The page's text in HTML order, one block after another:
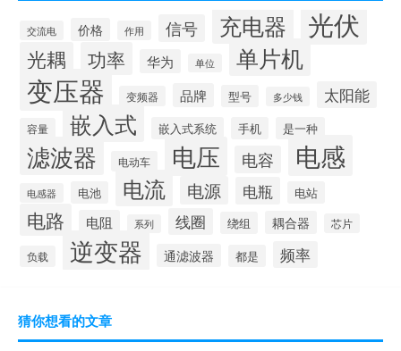
交流电 价格 作用 信号 充电器 光伏
光耦 功率 华为 单位 单片机
变压器 变频器 品牌 型号 多少钱 太阳能
容量 嵌入式 嵌入式系统 手机 是一种
滤波器 电动车 电压 电容 电感
电感器 电池 电流 电源 电瓶 电站
电路 电阻 系列 线圈 绕组 耦合器 芯片
负载 逆变器 通滤波器 都是 频率
猜你想看的文章